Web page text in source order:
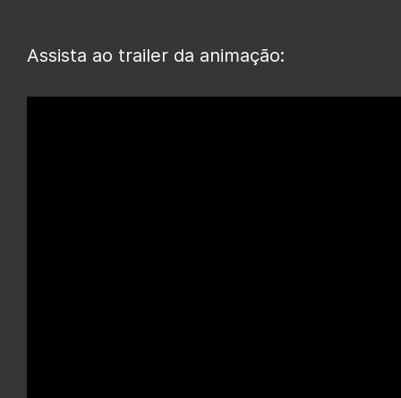
Assista ao trailer da animação: